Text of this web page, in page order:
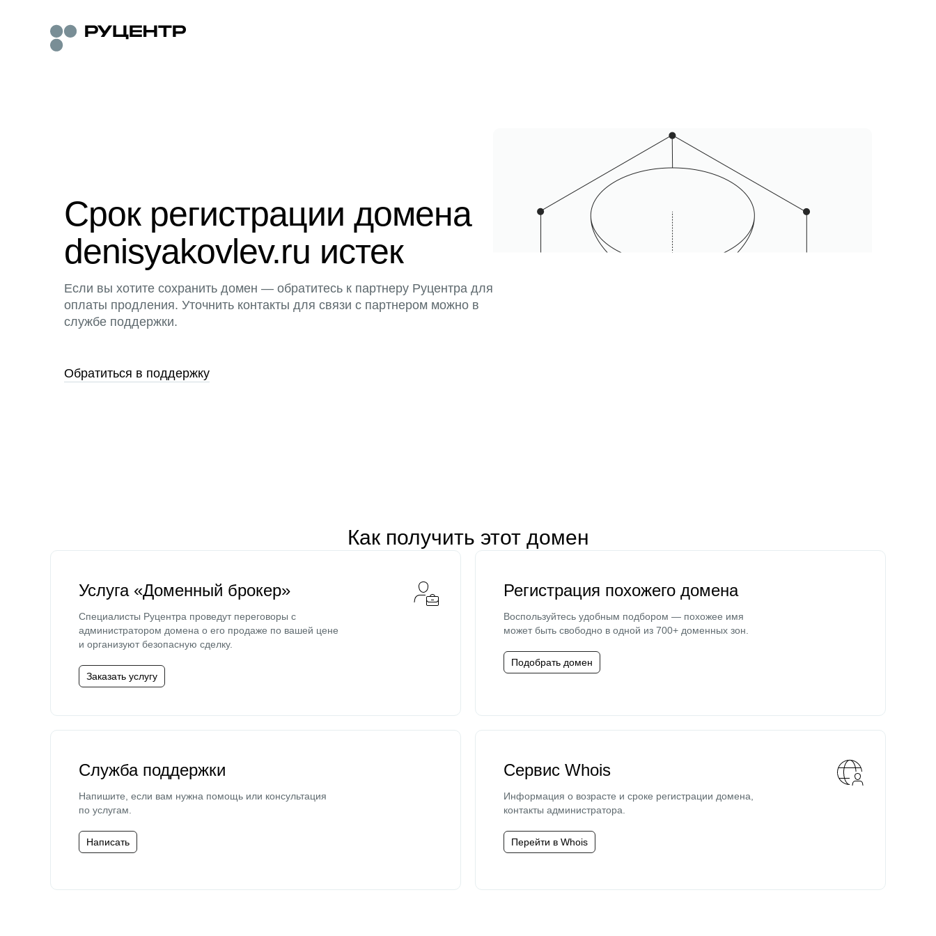
Срок регистрации домена
denisyakovlev.ru истек
Если вы хотите сохранить домен — обратитесь к партнеру Руцентра для
оплаты продления. Уточнить контакты для связи с партнером можно в
службе поддержки.
Обратиться в поддержку
Как получить этот домен
Услуга «Доменный брокер»
Специалисты Руцентра проведут переговоры с
администратором домена о его продаже по вашей цене
и организуют безопасную сделку.
Заказать услугу
Регистрация похожего домена
Воспользуйтесь удобным подбором — похожее имя
может быть свободно в одной из 700+ доменных зон.
Подобрать домен
Служба поддержки
Напишите, если вам нужна помощь или консультация
по услугам.
Написать
Сервис Whois
Информация о возрасте и сроке регистрации домена,
контакты администратора.
Перейти в Whois